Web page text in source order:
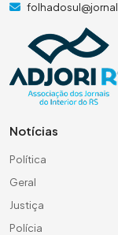
Notícias
Política
Geral
Justiça
Polícia